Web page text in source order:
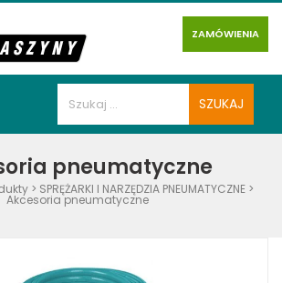
ZAMÓWIENIA
pneumatyczne
> SPRĘŻARKI I NARZĘDZIA PNEUMATYCZNE>
Akcesoria pneumatyczne